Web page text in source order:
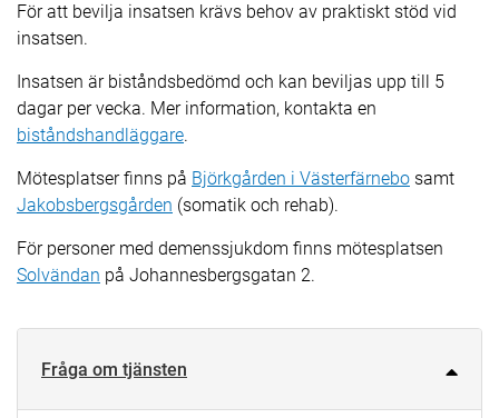
För att bevilja insatsen krävs behov av praktiskt stöd vid
insatsen.
Insatsen är biståndsbedömd och kan beviljas upp till 5
dagar per vecka. Mer information, kontakta en
biståndshandläggare.
Mötesplatser finns på Björkgården i Västerfärnebo samt
Jakobsbergsgården (somatik och rehab).
För personer med demenssjukdom finns mötesplatsen
Solvändan på Johannesbergsgatan 2.
Fråga om tjänsten